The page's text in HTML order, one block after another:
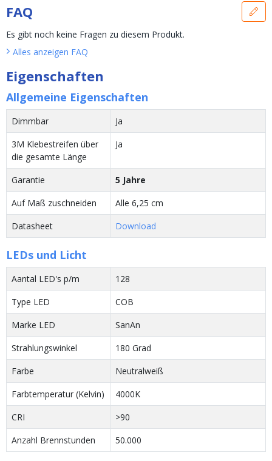
FAQ
Es gibt noch keine Fragen zu diesem Produkt.
Alles anzeigen FAQ
Eigenschaften
Allgemeine Eigenschaften
Dimmbar
Ja
3M Klebestreifen über
die gesamte Länge
Ja
Garantie
5 Jahre
Auf Maß zuschneiden
Alle 6,25 cm
Datasheet
Download
LEDs und Licht
Aantal LED's p/m
128
Type LED
COB
Marke LED
SanAn
Strahlungswinkel
180 Grad
Farbe
Neutralweiß
Farbtemperatur (Kelvin)
4000K
CRI
>90
Anzahl Brennstunden
50.000